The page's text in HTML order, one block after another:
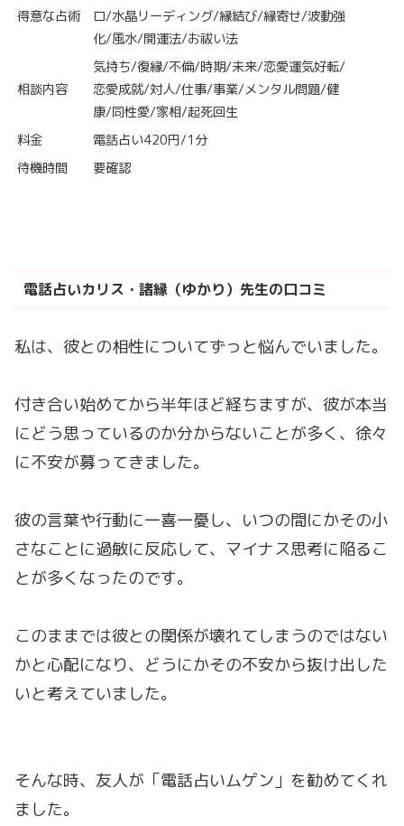
得意な占術
ロ/水晶リーディング/縁結び/縁寄せ/波動強
化/風水/開運法/お祓い法
相談内容
気持ち/復縁/不倫/時期/未来/恋愛運気好転/
恋愛成就/対人/仕事/事業/メンタル問題/健
康/同性愛/家相/起死回生
料金
電話占い420円/1分
待機時間
要確認
電話占いカリス・諸縁（ゆかり）先生の口コミ
私は、彼との相性についてずっと悩んでいました。
付き合い始めてから半年ほど経ちますが、彼が本当
にどう思っているのか分からないことが多く、徐々
に不安が募ってきました。
彼の言葉や行動に一喜一憂し、いつの間にかその小
さなことに過敏に反応して、マイナス思考に陥るこ
とが多くなったのです。
このままでは彼との関係が壊れてしまうのではない
かと心配になり、どうにかその不安から抜け出した
いと考えていました。
そんな時、友人が「電話占いムゲン」を勧めてくれ
ました。